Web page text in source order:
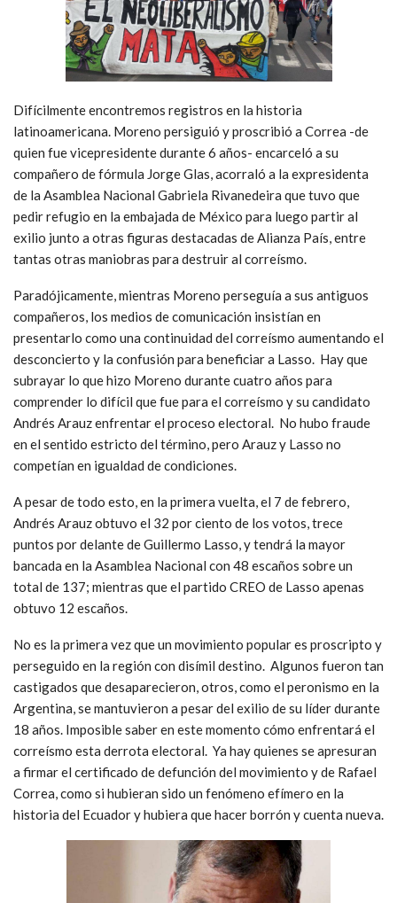
Difícilmente encontremos registros en la historia
latinoamericana. Moreno persiguió y proscribió a Correa -de
quien fue vicepresidente durante 6 años- encarceló a su
compañero de fórmula Jorge Glas, acorraló a la expresidenta
de la Asamblea Nacional Gabriela Rivanedeira que tuvo que
pedir refugio en la embajada de México para luego partir al
exilio junto a otras figuras destacadas de Alianza País, entre
tantas otras maniobras para destruir al correísmo.
Paradójicamente, mientras Moreno perseguía a sus antiguos
compañeros, los medios de comunicación insistían en
presentarlo como una continuidad del correísmo aumentando el
desconcierto y la confusión para beneficiar a Lasso. Hay que
subrayar lo que hizo Moreno durante cuatro años para
comprender lo difícil que fue para el correísmo y su candidato
Andrés Arauz enfrentar el proceso electoral. No hubo fraude
en el sentido estricto del término, pero Arauz y Lasso no
competían en igualdad de condiciones.
A pesar de todo esto, en la primera vuelta, el 7 de febrero,
Andrés Arauz obtuvo el 32 por ciento de los votos, trece
puntos por delante de Guillermo Lasso, y tendrá la mayor
bancada en la Asamblea Nacional con 48 escaños sobre un
total de 137; mientras que el partido CREO de Lasso apenas
obtuvo 12 escaños.
No es la primera vez que un movimiento popular es proscripto y
perseguido en la región con disímil destino. Algunos fueron tan
castigados que desaparecieron, otros, como el peronismo en la
Argentina, se mantuvieron a pesar del exilio de su líder durante
18 años. Imposible saber en este momento cómo enfrentará el
correísmo esta derrota electoral. Ya hay quienes se apresuran
a firmar el certificado de defunción del movimiento y de Rafael
Correa, como si hubieran sido un fenómeno efímero en la
historia del Ecuador y hubiera que hacer borrón y cuenta nueva.